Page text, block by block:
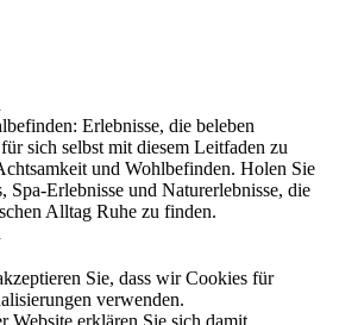
Erlebnisse, die beleben
sich selbst mit diesem Leitfaden zu
und Wohlbefinden. Holen Sie
Spa-Erlebnisse und Naturerlebnisse, die
Alltag Ruhe zu finden.
Sie, dass wir Cookies für
verwenden.